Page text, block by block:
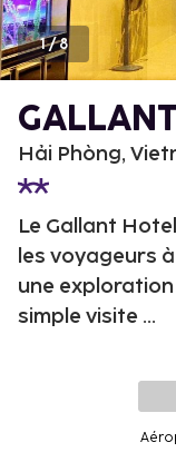
1/8
Hải Phòng,
Le Gallant
les voyageurs
une
simple visite ...